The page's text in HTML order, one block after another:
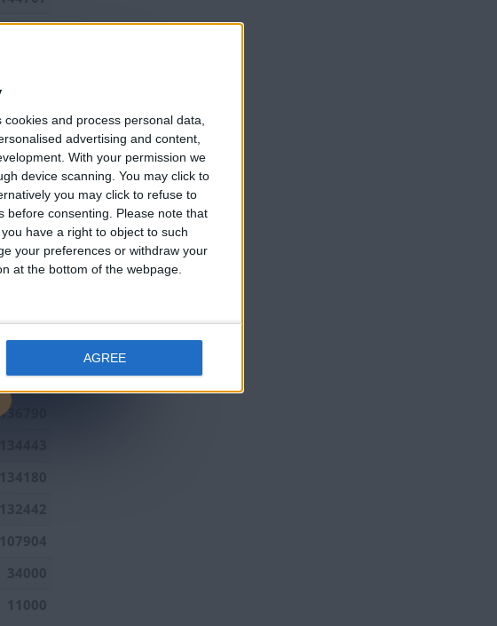
and process personal data,
advertising and content,
With your permission we
device scanning. You may click to
you may click to refuse to
consenting.
Please note that
have a right to object to such
your preferences or withdraw your
at the bottom of the webpage.
AGREE
144673
143161
142126
142124
142101
141055
140928
137308
136790
from
among
our